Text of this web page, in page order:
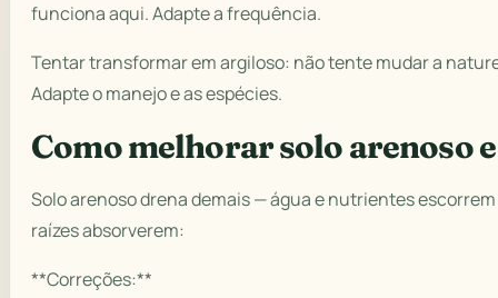
funciona aqui. Adapte a frequência.
Tentar transformar em argiloso: não tente mudar a
Adapte o manejo e as espécies.
Como melhorar solo arenoso
Solo arenoso drena demais — água e nutrientes
raízes absorverem:
**Correções:**